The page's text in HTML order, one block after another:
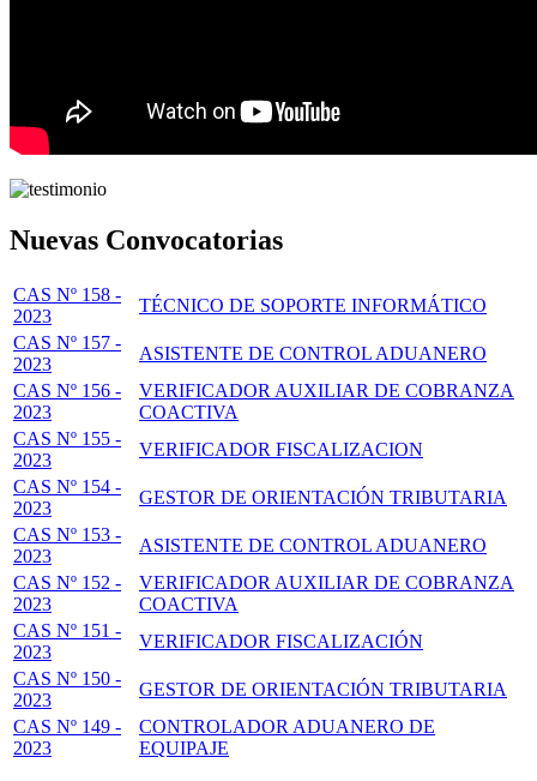
Nuevas Convocatorias
CAS Nº 158 -
2023
TÉCNICO DE SOPORTE INFORMÁTICO
CAS Nº 157 -
2023
ASISTENTE DE CONTROL ADUANERO
CAS Nº 156 -
2023
VERIFICADOR AUXILIAR DE COBRANZA
COACTIVA
CAS Nº 155 -
2023
VERIFICADOR FISCALIZACION
CAS Nº 154 -
2023
GESTOR DE ORIENTACIÓN TRIBUTARIA
CAS Nº 153 -
2023
ASISTENTE DE CONTROL ADUANERO
CAS Nº 152 -
2023
VERIFICADOR AUXILIAR DE COBRANZA
COACTIVA
CAS Nº 151 -
2023
VERIFICADOR FISCALIZACIÓN
CAS Nº 150 -
2023
GESTOR DE ORIENTACIÓN TRIBUTARIA
CAS Nº 149 -
2023
CONTROLADOR ADUANERO DE
EQUIPAJE